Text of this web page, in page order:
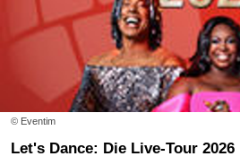
© Eventim
Let's Dance: Die Live-Tour 2026